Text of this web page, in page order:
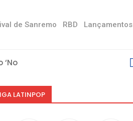
de Sanremo RBD Lançamentos
Stress’
LATINPOP